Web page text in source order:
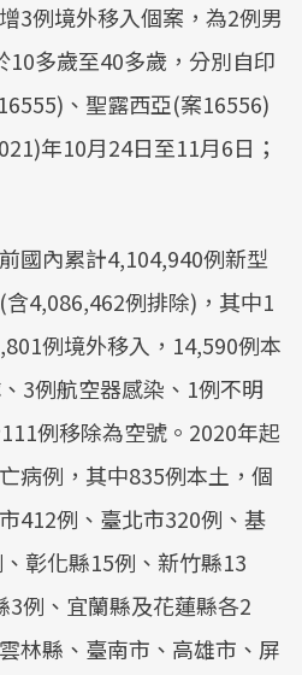
Mute
3例境外移入個案，為2例男
多歲至40多歲，分別自印
、聖露西亞(案16556)
年10月24日至11月6日；
國內累計4,104,940例新型
4,086,462例排除)，其中1
例境外移入，14,590例本
3例航空器感染、1例不明
例移除為空號。2020年起
病例，其中835例本土，個
412例、臺北市320例、基
彰化縣15例、新竹縣13
例、宜蘭縣及花蓮縣各2
林縣、臺南市、高雄市、屏